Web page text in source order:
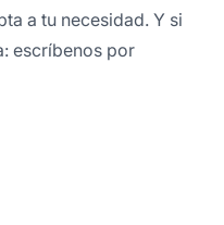
a tu necesidad. Y si
escríbenos por